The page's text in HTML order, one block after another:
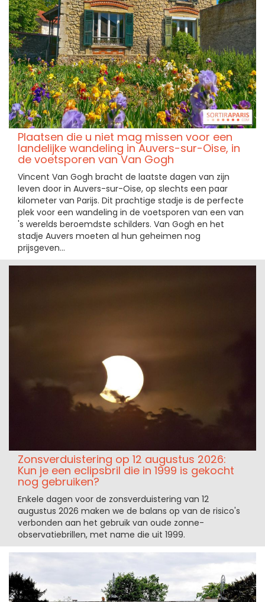
Plaatsen die u niet mag missen voor een
landelijke wandeling in Auvers-sur-Oise, in
de voetsporen van Van Gogh
Vincent Van Gogh bracht de laatste dagen van zijn
leven door in Auvers-sur-Oise, op slechts een paar
kilometer van Parijs. Dit prachtige stadje is de perfecte
plek voor een wandeling in de voetsporen van een van
's werelds beroemdste schilders. Van Gogh en het
stadje Auvers moeten al hun geheimen nog
prijsgeven...
Zonsverduistering op 12 augustus 2026:
Kun je een eclipsbril die in 1999 is gekocht
nog gebruiken?
Enkele dagen voor de zonsverduistering van 12
augustus 2026 maken we de balans op van de risico's
verbonden aan het gebruik van oude zonne-
observatiebrillen, met name die uit 1999.